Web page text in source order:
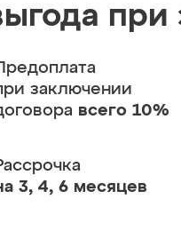
при
заключении
всего 10%
3, 4, 6 месяцев